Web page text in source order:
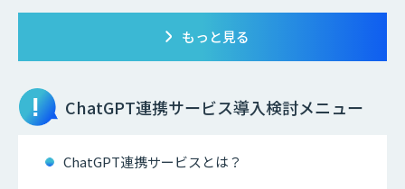
もっと見る
ChatGPT連携サービス導入検討メニュー
ChatGPT連携サービスとは？